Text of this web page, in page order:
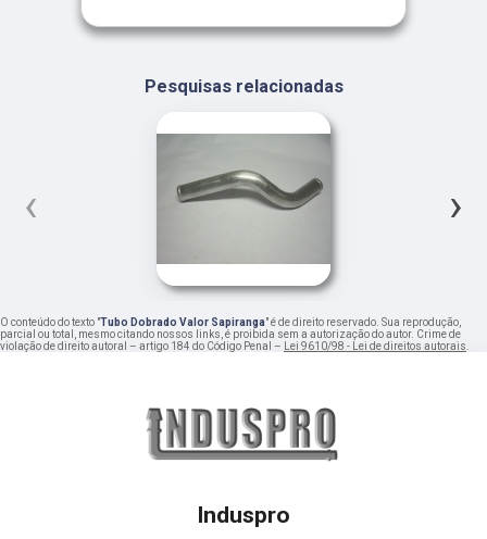
Pesquisas relacionadas
‹ ›
O conteúdo do texto "Tubo Dobrado Valor Sapiranga" é de direito reservado. Sua reprodução,
parcial ou total, mesmo citando nossos links, é proibida sem a autorização do autor. Crime de
violação de direito autoral – artigo 184 do Código Penal – Lei 9610/98 - Lei de direitos autorais.
Induspro